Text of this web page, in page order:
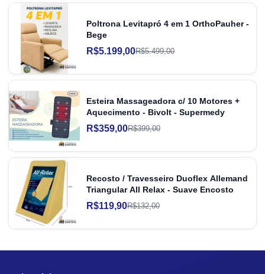
Poltrona Levitapró 4 em 1 OrthoPauher -
Bege
R$5.199,00R$5.499,00
Esteira Massageadora c/ 10 Motores +
Aquecimento - Bivolt - Supermedy
R$359,00R$399,00
Recosto / Travesseiro Duoflex Allemand
Triangular All Relax - Suave Encosto
R$119,90R$132,00